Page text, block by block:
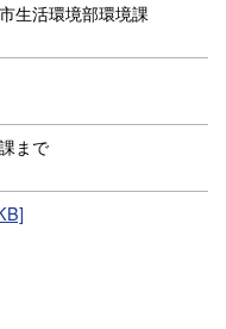
生活環境部環境課
まで